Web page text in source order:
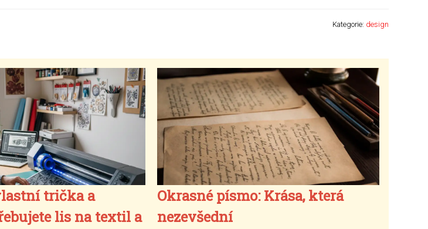
Kategorie: design
trička a
lis na textil a
Okrasné písmo: Krása, která
nezevšední